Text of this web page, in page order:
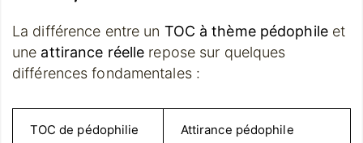
La différence entre un TOC à thème pédophileet
une attirance réelle repose sur quelques
différences fondamentales :
TOC de pédophilie Attirance pédophile